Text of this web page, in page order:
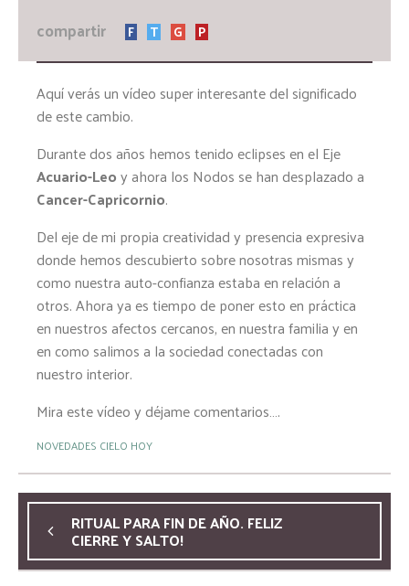
compartir F T G P
Aquí verás un vídeo super interesante del significado
de este cambio.
Durante dos años hemos tenido eclipses en el Eje
Acuario-Leoy ahora los Nodos se han desplazado a
Cancer-Capricornio.
Del eje de mi propia creatividad y presencia expresiva
donde hemos descubierto sobre nosotras mismas y
como nuestra auto-confianza estaba en relación a
otros. Ahora ya es tiempo de poner esto en práctica
en nuestros afectos cercanos, en nuestra familia y en
en como salimos a la sociedad conectadas con
nuestro interior.
Mira este vídeo y déjame comentarios….
NOVEDADES CIELO HOY
RITUAL PARA FIN DE AÑO. FELIZ
CIERRE Y SALTO!